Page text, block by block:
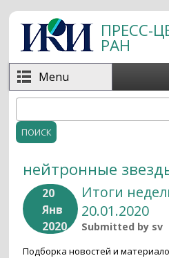
Перейти к основному
ПРЕСС-
РАН
Menu
Форма поиска
нейтронные
20
Янв
2020
Итоги
20.01.2020
Submitted by sv
Подборка новостей и